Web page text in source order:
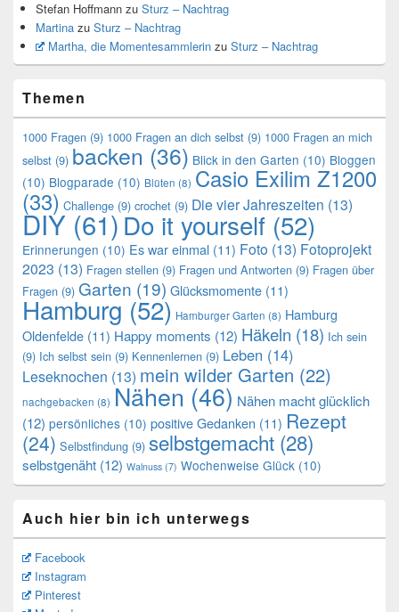
Stefan Hoffmann zu Sturz – Nachtrag
Martina zu Sturz – Nachtrag
Martha, die Momentesammlerinzu Sturz – Nachtrag
Themen
1000 Fragen (9) 1000 Fragen an dich selbst (9) 1000 Fragen an mich
selbst (9) backen (36) Blick in den Garten (10) Bloggen
(10) Blogparade (10) Blüten (8) Casio Exilim Z1200
(33) Challenge (9) crochet (9) Die vier Jahreszeiten (13)
DIY(61)Do it yourself (52)
Erinnerungen (10) Es war einmal (11) Foto (13) Fotoprojekt
2023 (13) Fragen stellen (9) Fragen und Antworten (9) Fragen über
Fragen (9) Garten (19) Glücksmomente (11)
Hamburg (52) Hamburger Garten (8) Hamburg
Oldenfelde (11) Happy moments (12) Häkeln (18) Ich sein
(9) Ich selbst sein (9) Kennenlernen (9) Leben (14)
Leseknochen (13) mein wilder Garten (22)
nachgebacken (8) Nähen (46) Nähen macht glücklich
(12) persönliches (10) positive Gedanken (11) Rezept
(24) Selbstfindung (9) selbstgemacht (28)
selbstgenäht (12) Walnuss (7) Wochenweise Glück (10)
Auch hier bin ich unterwegs
Facebook
Instagram
Pinterest